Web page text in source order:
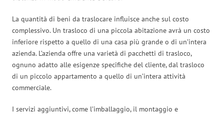
La quantità di beni da traslocare influisce anche sul costo
complessivo. Un trasloco di una piccola abitazione avrà un costo
inferiore rispetto a quello di una casa più grande o di un’intera
azienda. L’azienda offre una varietà di pacchetti di trasloco,
ognuno adatto alle esigenze specifiche del cliente, dal trasloco
di un piccolo appartamento a quello di un’intera attività
commerciale.
I servizi aggiuntivi, come l’imballaggio, il montaggio e